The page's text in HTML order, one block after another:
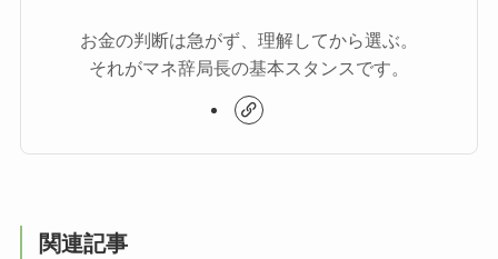
お金の判断は急がず、理解してから選ぶ。
それがマネ辞局長の基本スタンスです。
関連記事